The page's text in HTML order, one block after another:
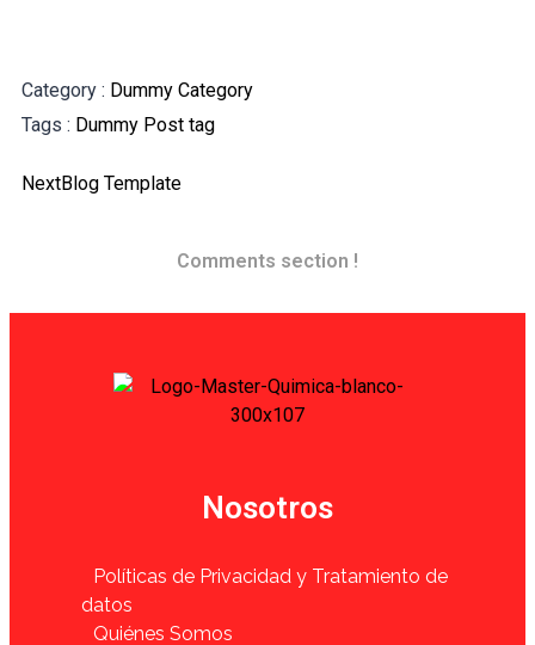
Category : Dummy Category
Tags : Dummy Post tag
NextBlog Template
Comments section !
Nosotros
Políticas de Privacidad y Tratamiento de
datos
Quiénes Somos